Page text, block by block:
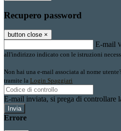
Recupero password
button close ×
E-mail
all'indirizzo indicato con le istruzioni
Non hai una e-mail associata al nome
tramite la Login Spaggiari
E-mail inviata, si prega di controllare
Errore